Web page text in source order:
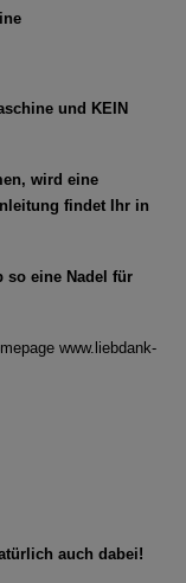
und KEIN
wird eine
findet Ihr in
so eine Nadel für
www.liebdank-
auch dabei!